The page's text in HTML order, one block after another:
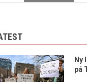
Ny
på